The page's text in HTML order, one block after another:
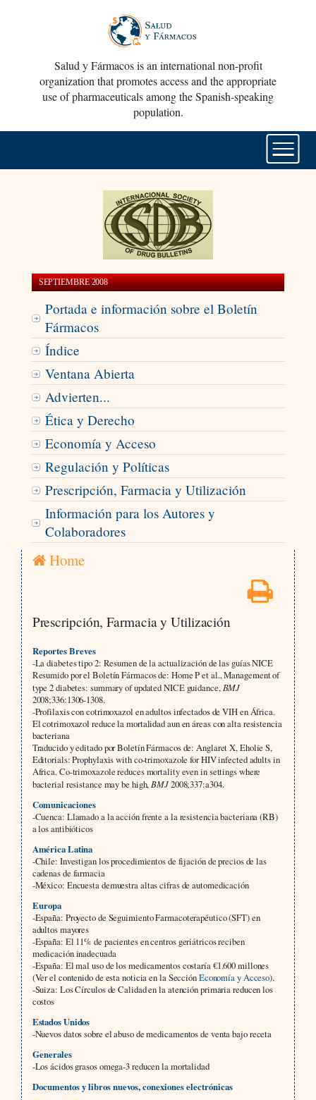
Salud y Fármacos is an international non-profit
organization that promotes access and the appropriate
use of pharmaceuticals among the Spanish-speaking
population.
SEPTIEMBRE 2008
Portada e información sobre el Boletín
Fármacos
Índice
Ventana Abierta
Advierten...
Ética y Derecho
Economía y Acceso
Regulación y Políticas
Prescripción, Farmacia y Utilización
Información para los Autores y
Colaboradores
Home
Prescripción, Farmacia y Utilización
Reportes Breves
-La diabetes tipo 2: Resumen de la actualización de las guías NICE
Resumido por el Boletín Fármacos de: Home P et al., Management of
type 2 diabetes: summary of updated NICE guidance, BMJ
2008;336:1306-1308.
-Profilaxis con cotrimoxazol en adultos infectados de VIH en África.
El cotrimoxazol reduce la mortalidad aun en áreas con alta resistencia
bacteriana
Traducido y editado por Boletín Fármacos de: Anglaret X, Eholie S,
Editorials: Prophylaxis with co-trimoxazole for HIV infected adults in
Africa. Co-trimoxazole reduces mortality even in settings where
bacterial resistance may be high,BMJ2008;337:a304.
Comunicaciones
-Cuenca: Llamado a la acción frente a la resistencia bacteriana (RB)
a los antibióticos
América Latina
-Chile: Investigan los procedimientos de fijación de precios de las
cadenas de farmacia
-México: Encuesta demuestra altas cifras de automedicación
Europa
-España: Proyecto de Seguimiento Farmacoterapéutico (SFT) en
adultos mayores
-España: El 11% de pacientes en centros geriátricos reciben
medicación inadecuada
-España: El mal uso de los medicamentos costaría €1.600 millones
(Ver el contenido de esta noticia en la SecciónEconomía y Acceso).
-Suiza: Los Círculos de Calidad en la atención primaria reducen los
costos
Estados Unidos
-Nuevos datos sobre el abuso de medicamentos de venta bajo receta
Generales
-Los ácidos grasos omega-3 reducen la mortalidad
Documentos y libros nuevos, conexiones electrónicas